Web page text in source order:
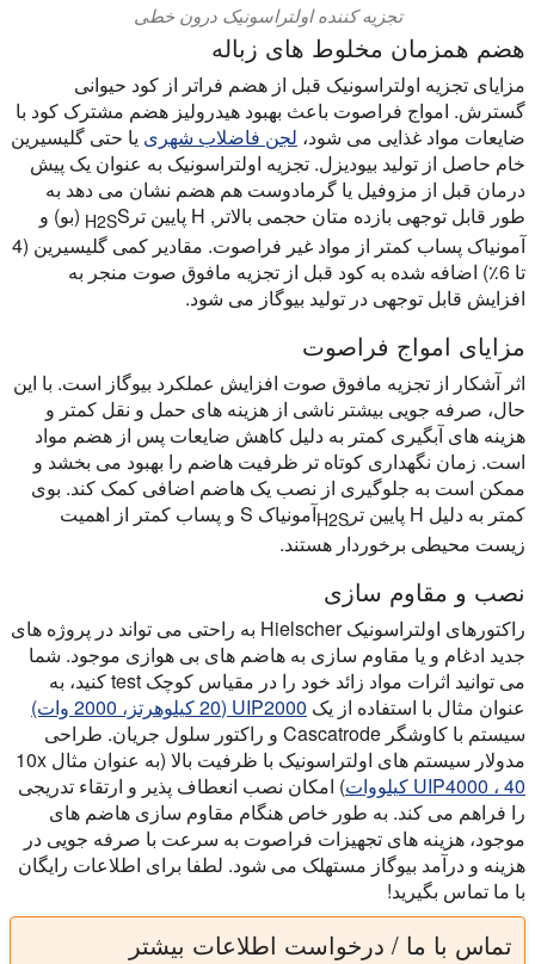
تجزیه کننده اولتراسونیک درون خطی
هضم همزمان مخلوط های زباله
مزایای تجزیه اولتراسونیک قبل از هضم فراتر از کود حیوانی
گسترش. امواج فراصوت باعث بهبود هیدرولیز هضم مشترک کود با
ضایعات مواد غذایی می شود، لجن فاضلاب شهری یا حتی گلیسیرین
خام حاصل از تولید بیودیزل. تجزیه اولتراسونیک به عنوان یک پیش
درمان قبل از مزوفیل یا گرمادوست هم هضم نشان می دهد به
طور قابل توجهی بازده متان حجمی بالاتر, H پایین تر
H2S S (بو) و
آمونیاک پساب کمتر از مواد غیر فراصوت. مقادیر کمی گلیسیرین (4
تا 6٪) اضافه شده به کود قبل از تجزیه مافوق صوت منجر به
افزایش قابل توجهی در تولید بیوگاز می شود.
مزایای امواج فراصوت
اثر آشکار از تجزیه مافوق صوت افزایش عملکرد بیوگاز است. با این
حال، صرفه جویی بیشتر ناشی از هزینه های حمل و نقل کمتر و
هزینه های آبگیری کمتر به دلیل کاهش ضایعات پس از هضم مواد
است. زمان نگهداری کوتاه تر ظرفیت هاضم را بهبود می بخشد و
ممکن است به جلوگیری از نصب یک هاضم اضافی کمک کند. بوی
کمتر به دلیل H پایین تر
H2S
آمونیاک S و پساب کمتر از اهمیت
زیست محیطی برخوردار هستند.
نصب و مقاوم سازی
راکتورهای اولتراسونیک Hielscher به راحتی می تواند در پروژه های
جدید ادغام و یا مقاوم سازی به هاضم های بی هوازی موجود. شما
می توانید اثرات مواد زائد خود را در مقیاس کوچک test کنید، به
عنوان مثال با استفاده از یک UIP2000 (20 کیلوهرتز، 2000 وات)
سیستم با کاوشگر Cascatrode و راکتور سلول جریان. طراحی
مدولار سیستم های اولتراسونیک با ظرفیت بالا (به عنوان مثال 10x
UIP4000 ، 40 کیلووات
) امکان نصب انعطاف پذیر و ارتقاء تدریجی
را فراهم می کند. به طور خاص هنگام مقاوم سازی هاضم های
موجود، هزینه های تجهیزات فراصوت به سرعت با صرفه جویی در
هزینه و درآمد بیوگاز مستهلک می شود. لطفا برای اطلاعات رایگان
با ما تماس بگیرید!
تماس با ما / درخواست اطلاعات بیشتر